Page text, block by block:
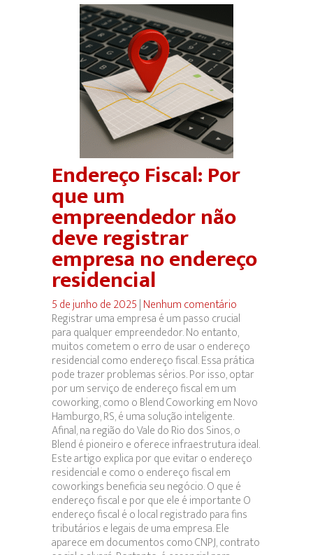
Endereço Fiscal: Por
que um
empreendedor não
deve registrar
empresa no endereço
residencial
5 de junho de 2025|Nenhum comentário
Registrar uma empresa é um passo crucial
para qualquer empreendedor. No entanto,
muitos cometem o erro de usar o endereço
residencial como endereço fiscal. Essa prática
pode trazer problemas sérios. Por isso, optar
por um serviço de endereço fiscal em um
coworking, como o Blend Coworking em Novo
Hamburgo, RS, é uma solução inteligente.
Afinal, na região do Vale do Rio dos Sinos, o
Blend é pioneiro e oferece infraestrutura ideal.
Este artigo explica por que evitar o endereço
residencial e como o endereço fiscal em
coworkings beneficia seu negócio. O que é
endereço fiscal e por que ele é importante O
endereço fiscal é o local registrado para fins
tributários e legais de uma empresa. Ele
aparece em documentos como CNPJ, contrato